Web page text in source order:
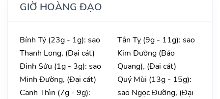
GIỜ HOÀNG ĐẠO
Bính Tý (23g - 1g): sao
Thanh Long, (Đại cát)
Đinh Sửu (1g - 3g): sao
Minh Đường, (Đại cát)
Canh Thìn (7g - 9g):
Tân Tỵ (9g - 11g): sao
Kim Đường (Bảo
Quang), (Đại cát)
Quý Mùi (13g - 15g):
sao Ngọc Đường, (Đại